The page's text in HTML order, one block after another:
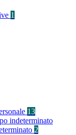
1
13
indeterminato
2